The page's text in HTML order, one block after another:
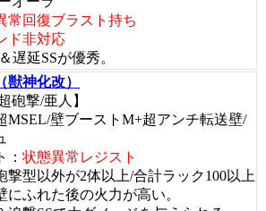
常回復ブラスト持ち
ド非対応
遅延SSが優秀。
獣神化改）
砲撃/亜人】
MSEL/壁ブーストM+超アンチ転送壁/
： 状態異常レジスト
撃型以外が2体以上/合計ラック100以上
にふれた後の火力が高い。